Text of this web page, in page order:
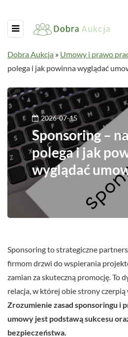
Dobra Aukcja » Umowy i prawo
polega i jak powinna wyglądać
2026-07-15
Sponsoring –
polega i jak
wyglądać
Sponsoring to strategiczne
firmom drzwi do wspierania
zamian za skuteczną promocję. To
relacja, w której obie strony
Zrozumienie zasad sponsoringu i
umowy jest podstawą sukcesu
bezpieczeństwa.